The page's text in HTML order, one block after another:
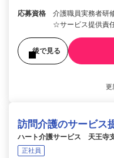
応募資格
介護職員実務者研
☆サービス提供責
後で見る
更
訪問介護のサービス
ハート介護サービス 天王寺
正社員